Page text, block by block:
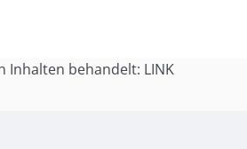
Inhalten behandelt: LINK